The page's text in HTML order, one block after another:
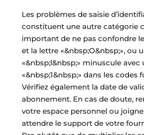
Les problèmes de saisie
constituent une autre catégorie
important de ne pas confondre
et la lettre «&nbsp;O&nbsp;», ou
«&nbsp;l&nbsp;» minuscule avec
«&nbsp;1&nbsp;» dans les codes
Vérifiez également la date de
abonnement. En cas de doute,
votre espace personnel ou
attendre le support de votre